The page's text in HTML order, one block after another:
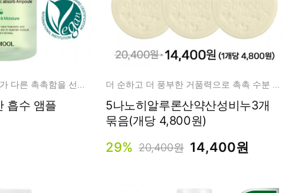
피부 틈보다 작아 깊이가 다른 촉촉함을 선사하는 흡수 앰플 더 순하고 더 풍부한 거품력으로 촉촉 수분 영양 클렌징!
5나노히알루론산약산성비누3개
묶음(개당 4,800원)
29% 20,400원 14,400원